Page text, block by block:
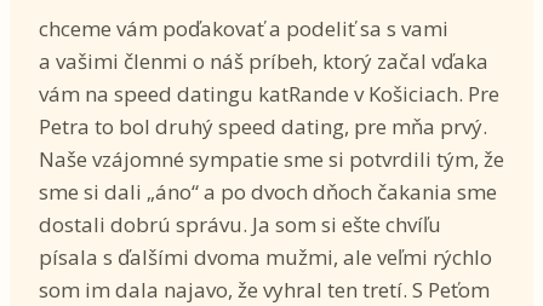
chceme vám poďakovať a podeliť sa s vami
a vašimi členmi o náš príbeh, ktorý začal vďaka
vám na speed datingu katRande v Košiciach. Pre
Petra to bol druhý speed dating, pre mňa prvý.
Naše vzájomné sympatie sme si potvrdili tým, že
sme si dali „áno“ a po dvoch dňoch čakania sme
dostali dobrú správu. Ja som si ešte chvíľu
písala s ďalšími dvoma mužmi, ale veľmi rýchlo
som im dala najavo, že vyhral ten tretí. S Peťom